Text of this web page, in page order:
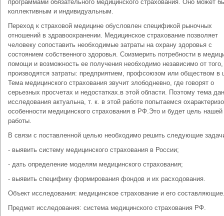
программами обязательного медицинского страхования. Оно может
коллективным и индивидуальным.
Переход к страховой медицине обусловлен спецификой рыночных
отношений в здравоохранении. Медицинское страхование позволяет
человеку сопоставить необходимые затраты на охрану здоровья с
состоянием собственного здоровья. Соизмерить потребности в
помощи и возможность ее получения необходимо независимо от
производятся затраты: предприятием, профсоюзом или обществом в
Тема медицинского страхования звучит злободневно, где говорят о
серьезных просчетах и недостатках.в этой области. Поэтому тема
исследования актуальна, т. к. в этой работе попытаемся
особенности медицинского страхования в РФ.Это и будет цель нашей
работы.
В связи с поставленной целью необходимо решить следующие
- выявить систему медицинского страхования в России;
- дать определение моделям медицинского страхования;
- выявить специфику формирования фондов и их расходования.
Объект исследования: медицинское страхование и его
Предмет исследования: система медицинского страхования РФ.